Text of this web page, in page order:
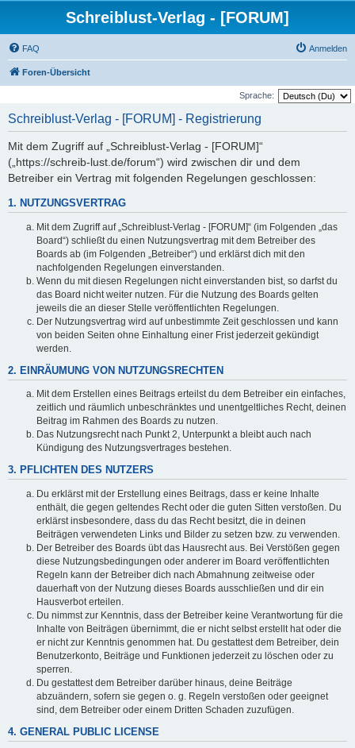
Schreiblust-Verlag - [FORUM]
FAQ Anmelden
Foren-Übersicht
Sprache:
Schreiblust-Verlag - [FORUM] - Registrierung
Mit dem Zugriff auf „Schreiblust-Verlag - [FORUM]“
(„https://schreib-lust.de/forum“) wird zwischen dir und dem
Betreiber ein Vertrag mit folgenden Regelungen geschlossen:
1. NUTZUNGSVERTRAG
Mit dem Zugriff auf „Schreiblust-Verlag - [FORUM]“ (im Folgenden „das
Board“) schließt du einen Nutzungsvertrag mit dem Betreiber des
Boards ab (im Folgenden „Betreiber“) und erklärst dich mit den
nachfolgenden Regelungen einverstanden.
Wenn du mit diesen Regelungen nicht einverstanden bist, so darfst du
das Board nicht weiter nutzen. Für die Nutzung des Boards gelten
jeweils die an dieser Stelle veröffentlichten Regelungen.
Der Nutzungsvertrag wird auf unbestimmte Zeit geschlossen und kann
von beiden Seiten ohne Einhaltung einer Frist jederzeit gekündigt
werden.
2. EINRÄUMUNG VON NUTZUNGSRECHTEN
Mit dem Erstellen eines Beitrags erteilst du dem Betreiber ein einfaches,
zeitlich und räumlich unbeschränktes und unentgeltliches Recht, deinen
Beitrag im Rahmen des Boards zu nutzen.
Das Nutzungsrecht nach Punkt 2, Unterpunkt a bleibt auch nach
Kündigung des Nutzungsvertrages bestehen.
3. PFLICHTEN DES NUTZERS
Du erklärst mit der Erstellung eines Beitrags, dass er keine Inhalte
enthält, die gegen geltendes Recht oder die guten Sitten verstoßen. Du
erklärst insbesondere, dass du das Recht besitzt, die in deinen
Beiträgen verwendeten Links und Bilder zu setzen bzw. zu verwenden.
Der Betreiber des Boards übt das Hausrecht aus. Bei Verstößen gegen
diese Nutzungsbedingungen oder anderer im Board veröffentlichten
Regeln kann der Betreiber dich nach Abmahnung zeitweise oder
dauerhaft von der Nutzung dieses Boards ausschließen und dir ein
Hausverbot erteilen.
Du nimmst zur Kenntnis, dass der Betreiber keine Verantwortung für die
Inhalte von Beiträgen übernimmt, die er nicht selbst erstellt hat oder die
er nicht zur Kenntnis genommen hat. Du gestattest dem Betreiber, dein
Benutzerkonto, Beiträge und Funktionen jederzeit zu löschen oder zu
sperren.
Du gestattest dem Betreiber darüber hinaus, deine Beiträge
abzuändern, sofern sie gegen o. g. Regeln verstoßen oder geeignet
sind, dem Betreiber oder einem Dritten Schaden zuzufügen.
4. GENERAL PUBLIC LICENSE